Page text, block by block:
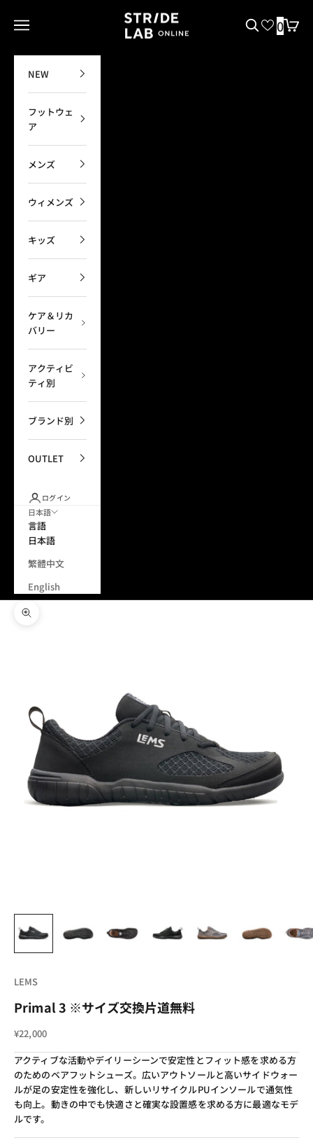
STRIDE LAB ONLINE
メニューを開く
検索を開く
0カー
NEW
フットウェ
ア
メンズ
ウィメンズ
キッズ
ギア
ケア＆リカ
バリー
アクティビ
ティ別
ブランド別
OUTLET
ログイン
日本語
言語
日本語
繁體中文
English
ズームイン
LEMS
Primal 3 ※サイズ交換片道無料
セール価格
¥22,000
アクティブな活動やデイリーシーンで安定性とフィット感を求める方
のためのベアフットシューズ。広いアウトソールと高いサイドウォー
ルが足の安定性を強化し、新しいリサイクルPUインソールで通気性
も向上。動きの中でも快適さと確実な設置感を求める方に最適なモデ
ルです。